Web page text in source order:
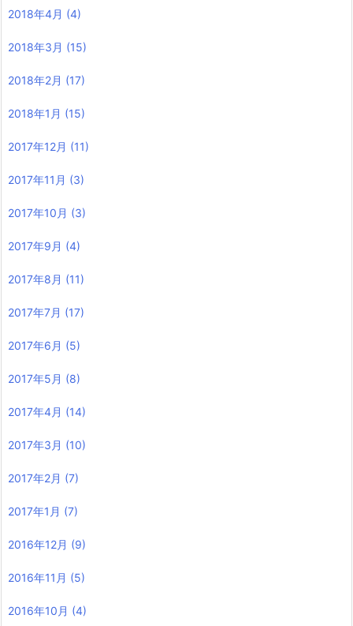
2018年4月 (4)
2018年3月 (15)
2018年2月 (17)
2018年1月 (15)
2017年12月 (11)
2017年11月 (3)
2017年10月 (3)
2017年9月 (4)
2017年8月 (11)
2017年7月 (17)
2017年6月 (5)
2017年5月 (8)
2017年4月 (14)
2017年3月 (10)
2017年2月 (7)
2017年1月 (7)
2016年12月 (9)
2016年11月 (5)
2016年10月 (4)